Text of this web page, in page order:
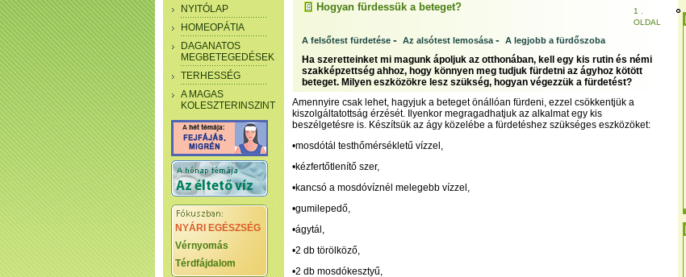
NYITÓLAP
HOMEOPÁTIA
DAGANATOS
MEGBETEGEDÉSEK
TERHESSÉG
A MAGAS
KOLESZTERINSZINT
NYÁRI EGÉSZSÉG
Vérnyomás
Térdfájdalom
Hogyan fürdessük a beteget?
1 .
OLDAL
A felsőtest fürdetése - Az alsótest lemosása - A legjobb a fürdőszoba
Ha szeretteinket mi magunk ápoljuk az otthonában, kell egy kis rutin és némi
szakképzettség ahhoz, hogy könnyen meg tudjuk fürdetni az ágyhoz kötött
beteget. Milyen eszközökre lesz szükség, hogyan végezzük a fürdetést?
Amennyire csak lehet, hagyjuk a beteget önállóan fürdeni, ezzel csökkentjük a
kiszolgáltatottság érzését. Ilyenkor megragadhatjuk az alkalmat egy kis
beszélgetésre is. Készítsük az ágy közelébe a fürdetéshez szükséges eszközöket:
•mosdótál testhőmérsékletű vízzel,
•kézfertőtlenítő szer,
•kancsó a mosdóvíznél melegebb vízzel,
•gumilepedő,
•ágytál,
•2 db törölköző,
•2 db mosdókesztyű,